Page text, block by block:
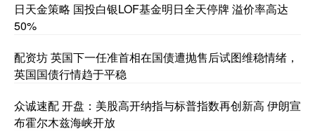
日天金策略 国投白银LOF基金明日全天停牌 溢价率高达
50%
配资坊 英国下一任准首相在国债遭抛售后试图维稳情绪，
英国国债行情趋于平稳
众诚速配 开盘：美股高开纳指与标普指数再创新高 伊朗宣
布霍尔木兹海峡开放